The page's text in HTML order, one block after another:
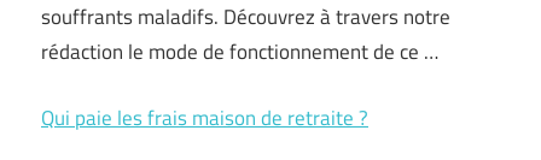
souffrants maladifs. Découvrez à travers notre
rédaction le mode de fonctionnement de ce …
Qui paie les frais maison de retraite ?